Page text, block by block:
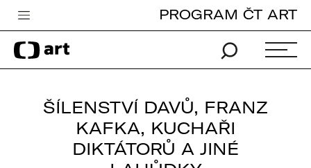
Česká televize
Zpravodajství
PROGRAM ČT ART
ŠÍLENSTVÍ DAVŮ, FRANZ
KAFKA, KUCHAŘI
DIKTÁTORŮ A JINÉ